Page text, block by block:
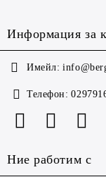
Информация за
Имейл:
Телефон:
Ние работим с